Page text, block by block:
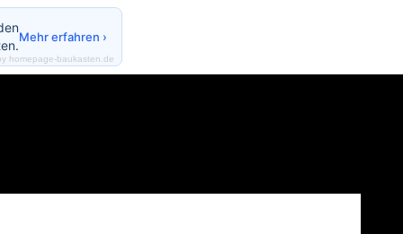
Mehr erfahren ›
homepage-baukasten.de